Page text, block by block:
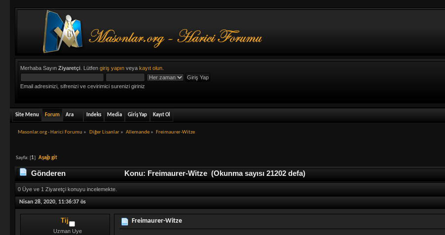
Merhaba SayınZiyaretçi . Lütfengiriş yapın veyakayıt olun
Email adresinizi, sifrenizi ve cevirimici surenizi giriniz
Site Menu Forum Ara Indeks Media Giriş Yap Kayıt Ol
Masonlar.org - Harici Forumu » Diğer Lisanlar» Allemande » Freimaurer-Witze
Sayfa: [1]Aşağı git
Gönderen Konu: Freimaurer-Witze (Okunma sayısı 21202 defa)
0 Üye ve 1 Ziyaretçi konuyu incelemekte.
Nisan 28, 2020, 11:36:37 ös
Tij
Uzman Uye
Freimaurer-Witze